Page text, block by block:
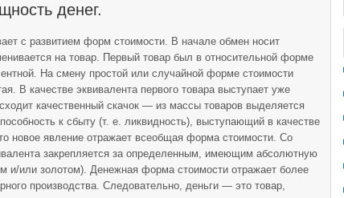
денег.
с развитием форм стоимости. В начале обмен носит
на товар. Первый товар был в относительной форме
На смену простой или случайной форме стоимости
В качестве эквивалента первого товара выступает уже
качественный скачок — из массы товаров выделяется
к сбыту (т. е. ликвидность), выступающий в качестве
новое явление отражает всеобщая форма стоимости. Со
закрепляется за определенным, имеющим абсолютную
и/или золотом). Денежная форма стоимости отражает более
производства. Следовательно, деньги — это товар,